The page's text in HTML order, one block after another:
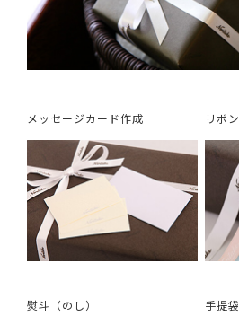
メッセージカード作成 リボン
熨斗（のし） 手提袋